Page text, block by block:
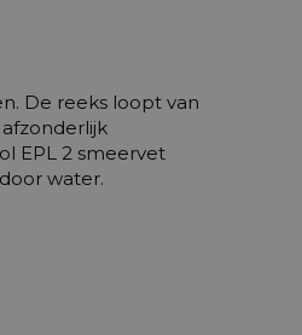
De reeks loopt van
EPL 2 smeervet
water.